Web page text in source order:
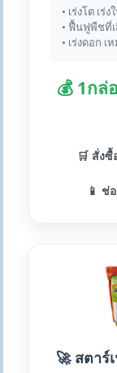
• เร่งโต เร่
• ฟื้นฟูพืชที่
• เร่งดอก
💰 1กล่
🛒 สั่งซื้
📱 ช่
🚀 สตาร์